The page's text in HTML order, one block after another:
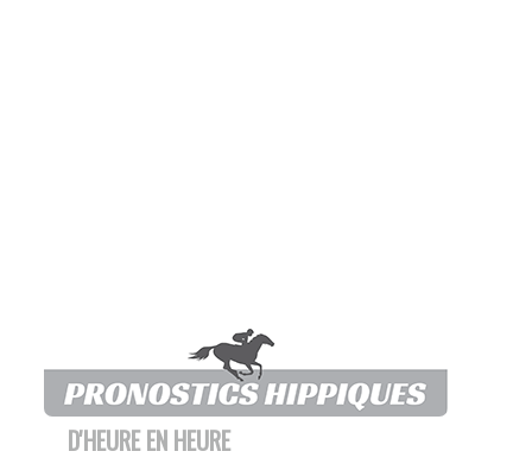
D'HEURE EN HEURE